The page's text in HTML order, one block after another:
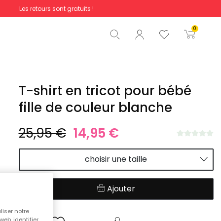
Les retours sont gratuits !
0
Total 0,00 €
Commencer la commande
T-shirt en tricot pour bébé
fille de couleur blanche
25,95 € 14,95 €
choisir une taille
Ajouter
notre